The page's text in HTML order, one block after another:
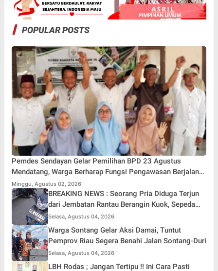
POPULAR POSTS
Pemdes Sendayan Gelar Pemilihan BPD 23 Agustus
Mendatang, Warga Berharap Fungsi Pengawasan Berjalan
Maksimal
Minggu, Agustus 02, 2026
BREAKING NEWS : Seorang Pria Diduga Terjun
dari Jembatan Rantau Berangin Kuok, Sepeda
Motor Ditinggal di Lokasi
Selasa, Agustus 04, 2026
Warga Sontang Gelar Aksi Damai, Tuntut
Pemprov Riau Segera Benahi Jalan Sontang-Duri
Selasa, Agustus 04, 2026
LBH Rodas ; Jangan Tertipu !! Ini Cara Pasti